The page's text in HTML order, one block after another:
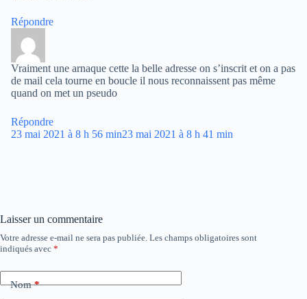
Répondre
Vraiment une arnaque cette la belle adresse on s’inscrit et on a pas
de mail cela tourne en boucle il nous reconnaissent pas même
quand on met un pseudo
Répondre
23 mai 2021 à 8 h 56 min23 mai 2021 à 8 h 41 min
Laisser un commentaire
Votre adresse e-mail ne sera pas publiée. Les champs obligatoires sont
indiqués avec *
Nom*